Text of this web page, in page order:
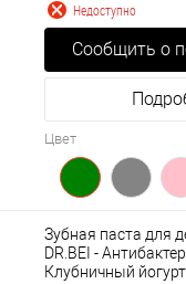
Недоступно
Сообщить о
Цвет
Зубная паста для
DR.BEI -
Клубничный